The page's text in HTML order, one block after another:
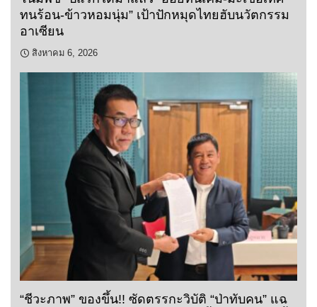
ทนร้อน-ข้าวหอมนุ่ม” เป้าปักหมุดไทยฮับนวัตกรรม
อาเซียน
สิงหาคม 6, 2026
“ชีวะภาพ” ของขึ้น!! ซัดตรรกะวิบัติ “ป่าทับคน” แฉ